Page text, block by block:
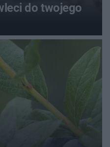
do twojego